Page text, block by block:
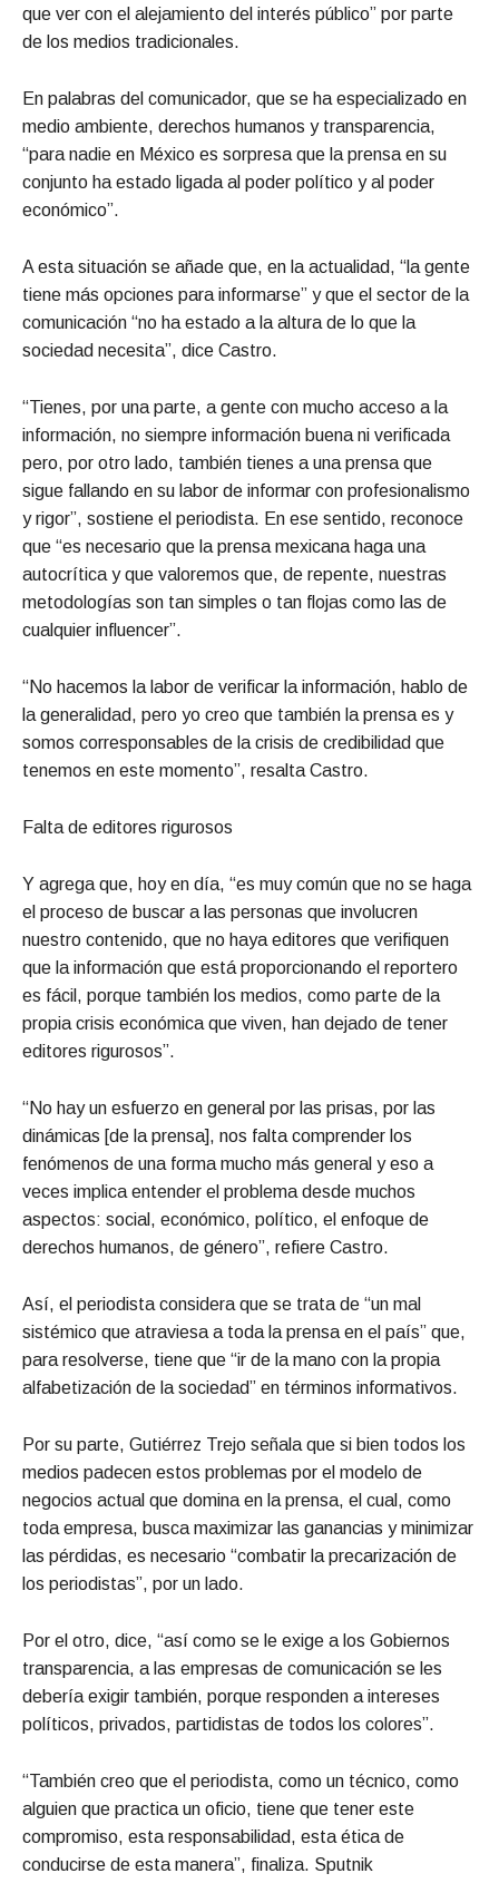
que ver con el alejamiento del interés público” por parte
de los medios tradicionales.
En palabras del comunicador, que se ha especializado en
medio ambiente, derechos humanos y transparencia,
“para nadie en México es sorpresa que la prensa en su
conjunto ha estado ligada al poder político y al poder
económico”.
A esta situación se añade que, en la actualidad, “la gente
tiene más opciones para informarse” y que el sector de la
comunicación “no ha estado a la altura de lo que la
sociedad necesita”, dice Castro.
“Tienes, por una parte, a gente con mucho acceso a la
información, no siempre información buena ni verificada
pero, por otro lado, también tienes a una prensa que
sigue fallando en su labor de informar con profesionalismo
y rigor”, sostiene el periodista. En ese sentido, reconoce
que “es necesario que la prensa mexicana haga una
autocrítica y que valoremos que, de repente, nuestras
metodologías son tan simples o tan flojas como las de
cualquier influencer”.
“No hacemos la labor de verificar la información, hablo de
la generalidad, pero yo creo que también la prensa es y
somos corresponsables de la crisis de credibilidad que
tenemos en este momento”, resalta Castro.
Falta de editores rigurosos
Y agrega que, hoy en día, “es muy común que no se haga
el proceso de buscar a las personas que involucren
nuestro contenido, que no haya editores que verifiquen
que la información que está proporcionando el reportero
es fácil, porque también los medios, como parte de la
propia crisis económica que viven, han dejado de tener
editores rigurosos”.
“No hay un esfuerzo en general por las prisas, por las
dinámicas [de la prensa], nos falta comprender los
fenómenos de una forma mucho más general y eso a
veces implica entender el problema desde muchos
aspectos: social, económico, político, el enfoque de
derechos humanos, de género”, refiere Castro.
Así, el periodista considera que se trata de “un mal
sistémico que atraviesa a toda la prensa en el país” que,
para resolverse, tiene que “ir de la mano con la propia
alfabetización de la sociedad” en términos informativos.
Por su parte, Gutiérrez Trejo señala que si bien todos los
medios padecen estos problemas por el modelo de
negocios actual que domina en la prensa, el cual, como
toda empresa, busca maximizar las ganancias y minimizar
las pérdidas, es necesario “combatir la precarización de
los periodistas”, por un lado.
Por el otro, dice, “así como se le exige a los Gobiernos
transparencia, a las empresas de comunicación se les
debería exigir también, porque responden a intereses
políticos, privados, partidistas de todos los colores”.
“También creo que el periodista, como un técnico, como
alguien que practica un oficio, tiene que tener este
compromiso, esta responsabilidad, esta ética de
conducirse de esta manera”, finaliza. Sputnik